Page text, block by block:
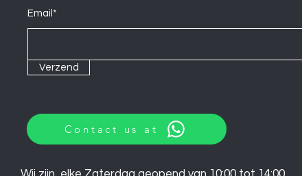
Email*
Verzend
Contact us at